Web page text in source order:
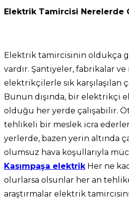
Elektrik Tamircisi Nerelerde
Elektrik tamircisinin oldukça
vardır. Şantiyeler, fabrikalar ve
elektrikçilerle sık karşılaşılan
Bunun dışında, bir elektrikçi
olduğu her yerde çalışabilir.
tehlikeli bir meslek icra
yerlerde, bazen yerin altında
olumsuz hava koşullarıyla
Kasımpaşa elektrik Her ne
olurlarsa olsunlar her an
araştırmalar elektrik